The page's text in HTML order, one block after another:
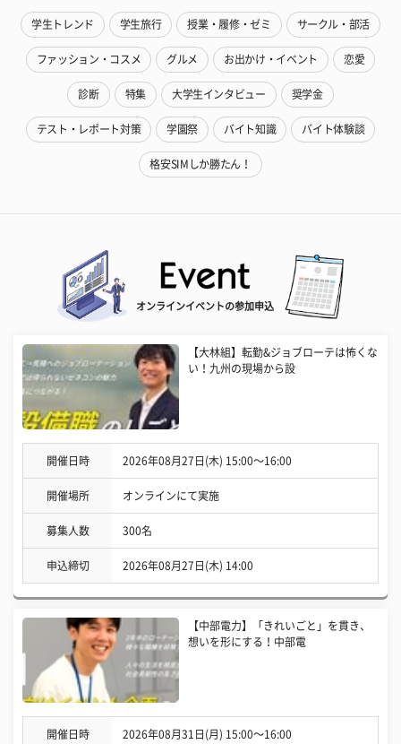
学生トレンド 学生旅行 授業・履修・ゼミ サークル・部活
ファッション・コスメ グルメ お出かけ・イベント 恋愛
診断 特集 大学生インタビュー 奨学金
テスト・レポート対策 学園祭 バイト知識 バイト体験談
格安SIMしか勝たん！
オンラインイベントの参加申込
【大林組】転勤&ジョブローテは怖くな
い！九州の現場から設
開催日時 2026年08月27日(木) 15:00〜16:00
開催場所 オンラインにて実施
募集人数 300名
申込締切 2026年08月27日(木) 14:00
【中部電力】「きれいごと」を貫き、
想いを形にする！中部電
開催日時 2026年08月31日(月) 15:00〜16:00